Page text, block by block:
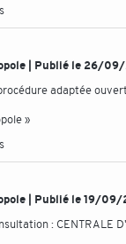
| Publié le 26/
adaptée
»
| Publié le 19/
: CENTRALE